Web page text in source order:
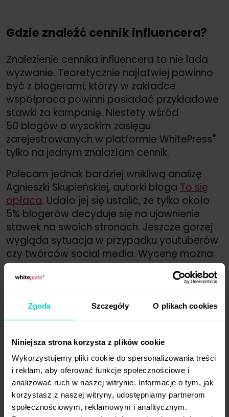
Zgoda Szczegóły O plikach cookies
Niniejsza strona korzysta z plików cookie
Wykorzystujemy pliki cookie do spersonalizowania treści
i reklam, aby oferować funkcje społecznościowe i
analizować ruch w naszej witrynie. Informacje o tym, jak
korzystasz z naszej witryny, udostępniamy partnerom
społecznościowym, reklamowym i analitycznym.
Gdzie znaleźć cennik influencera?
Znalezienie cennika influencera to nie lada
wyzwanie. Teoretycznie najłatwiej powinno
być z blogerami, którzy w zakładce
współpraca powinni posiadać przykładowe
stawki za kampanię. Niestety wśród
50 blogów o wysokim zasięgu
zarejestrowanych w platformie WhitePress®
tylko na jednym znalazłam cennik.
Polecam jednak bardziej wnikliwą analizę
Agnieszki Skupieńskiej, autorki bloga To się
opłaca. Udało jej się ustalić, że tylko około
5% blogerów decyduje się na ujawnienie
stawek na swoich stronach. Jeszcze gorzej
wygląda sytuacja w przypadku youtuberów
czy twórców social media. Wycenę można
otrzymać wyłącznie mailowo. Często
na odpowiedź influencera trzeba czekać
wycenił współpracę należy przedstawić
szczegóły planowanej kampanii.
Aby uniknąć wysyłania setek maili z prośbą
o wycenę kampanii można skorzystać
z jednej z platform współpracujących
z influencerami. Niestety w bazach platform
też nie są dostępne dokładne oferty
wszystkich twórców. Część ustala przedziały